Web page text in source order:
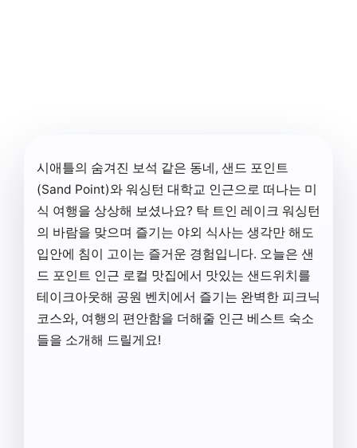
시애틀의 숨겨진 보석 같은 동네, 샌드 포인트
(Sand Point)와 워싱턴 대학교 인근으로 떠나는 미
식 여행을 상상해 보셨나요? 탁 트인 레이크 워싱턴
의 바람을 맞으며 즐기는 야외 식사는 생각만 해도
입안에 침이 고이는 즐거운 경험입니다. 오늘은 샌
드 포인트 인근 로컬 맛집에서 맛있는 샌드위치를
테이크아웃해 공원 벤치에서 즐기는 완벽한 피크닉
코스와, 여행의 편안함을 더해줄 인근 베스트 숙소
들을 소개해 드릴게요!